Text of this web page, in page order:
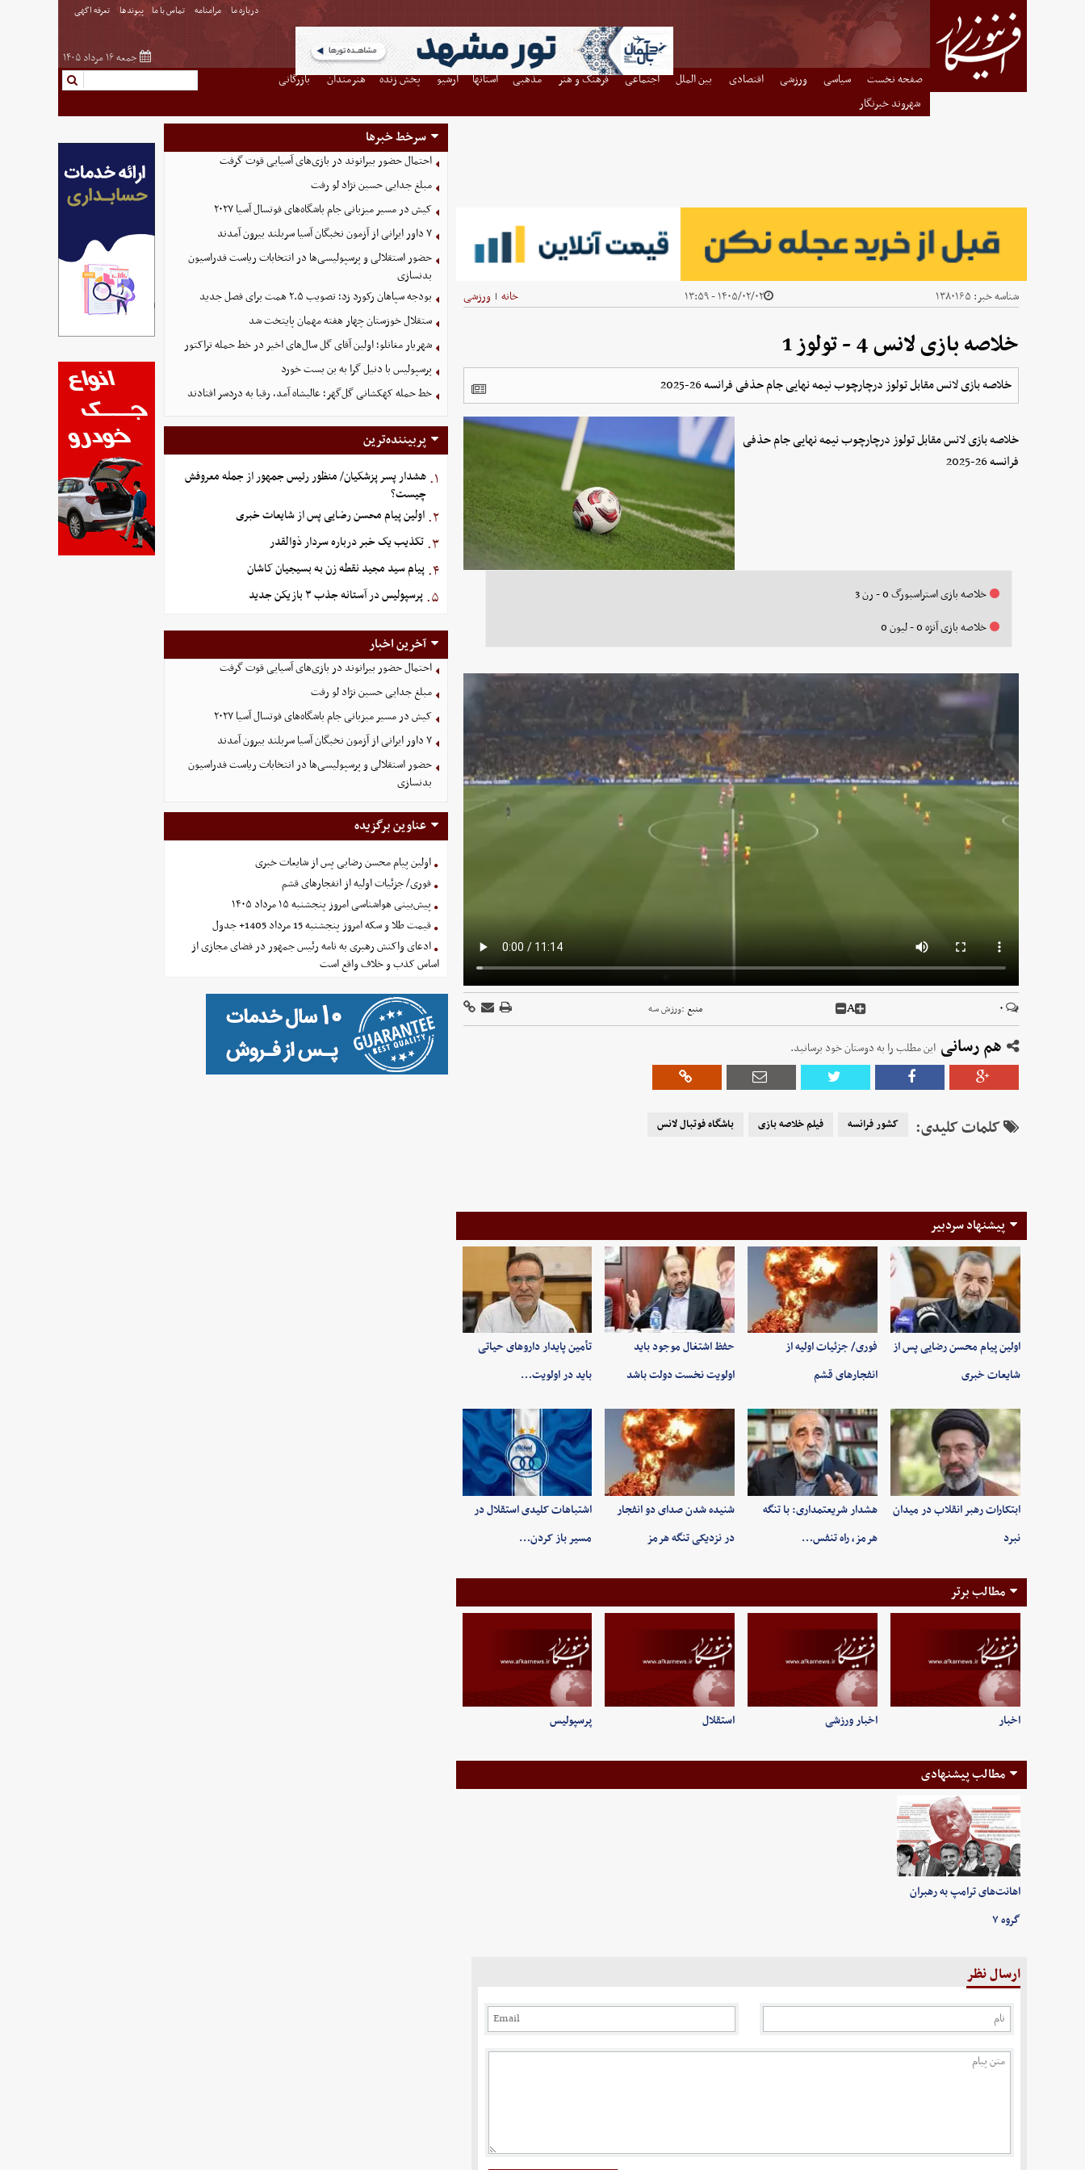
درباره ما مرامنامه تماس با ما پیوندها تعرفه اگهی
جمعه ۱۶ مرداد ۱۴۰۵
صفحه نخست سیاسی ورزشی اقتصادی بین الملل اجتماعی فرهنگ و هنر مذهبی استانها آرشیو پخش زنده هنرمندان
بازرگانی
شهروند خبرنگار
شناسه خبر: ۱۳۸۰۱۶۵ ۱۴۰۵/۰۲/۰۲ - ۱۳:۵۹ خانه | ورزشی
خلاصه بازی لانس 4 - تولوز 1
خلاصه بازی لانس مقابل تولوز درچارچوب نیمه نهایی جام حذفی فرانسه 26-2025
خلاصه بازی لانس مقابل تولوز درچارچوب نیمه نهایی جام حذفی
فرانسه 26-2025
خلاصه بازی استراسبورگ 0 - رن 3
خلاصه بازی آنژه 0 - لیون 0
۰ A منبع :ورزش سه
هم رسانی این مطلب را به دوستان خود برسانید.
کلمات کلیدی: کشور فرانسه فیلم خلاصه بازی باشگاه فوتبال لانس
پیشنهاد سردبیر
اولین پیام محسن رضایی پس از
شایعات خبری
فوری/ جزئیات اولیه از
انفجارهای قشم
حفظ اشتغال موجود باید
اولویت نخست دولت باشد
تأمین پایدار داروهای حیاتی
باید در اولویت…
ابتکارات رهبر انقلاب در میدان
نبرد
هشدار شریعتمداری: با تنگه
هرمز، راه تنفس…
شنیده شدن صدای دو انفجار
در نزدیکی تنگه هرمز
اشتباهات کلیدی استقلال در
مسیر باز کردن…
مطالب برتر
اخبار اخبار ورزشی استقلال پرسپولیس
مطالب پیشنهادی
اهانت‌های ترامپ به رهبران
گروه ۷
ارسال نظر
سرخط خبرها
احتمال حضور بیرانوند در بازی‌های آسیایی قوت گرفت
مبلغ جدایی حسین نژاد لو رفت
کیش در مسیر میزبانی جام باشگاه‌های فوتسال آسیا ۲۰۲۷
۷ داور ایرانی از آزمون نخبگان آسیا سربلند بیرون آمدند
حضور استقلالی و پرسپولیسی‌ها در انتخابات ریاست فدراسیون
بدنسازی
بودجه سپاهان رکورد زد؛ تصویب ۲.۵ همت برای فصل جدید
ستقلال خوزستان چهار هفته مهمان پایتخت شد
شهریار مغانلو؛ اولین آقای گل سال‌های اخیر در خط حمله تراکتور
پرسپولیس با دنیل گرا به بن بست خورد
خط حمله کهکشانی گل‌گهر؛ عالیشاه آمد، رقبا به دردسر افتادند
پربیننده‌ترین
۱. هشدار پسر پزشکیان/ منظور رئیس جمهور از جمله معروفش
چیست؟
۲. اولین پیام محسن رضایی پس از شایعات خبری
۳. تکذیب یک خبر درباره سردار ذوالقدر
۴. پیام سید مجید نقطه زن به بسیجیان کاشان
۵. پرسپولیس در آستانه جذب ۳ بازیکن جدید
آخرین اخبار
احتمال حضور بیرانوند در بازی‌های آسیایی قوت گرفت
مبلغ جدایی حسین نژاد لو رفت
کیش در مسیر میزبانی جام باشگاه‌های فوتسال آسیا ۲۰۲۷
۷ داور ایرانی از آزمون نخبگان آسیا سربلند بیرون آمدند
حضور استقلالی و پرسپولیسی‌ها در انتخابات ریاست فدراسیون
بدنسازی
عناوین برگزیده
اولین پیام محسن رضایی پس از شایعات خبری
فوری/ جزئیات اولیه از انفجارهای قشم
پیش‌بینی هواشناسی امروز پنجشنبه ۱۵ مرداد ۱۴۰۵
قیمت طلا و سکه امروز پنجشنبه 15 مرداد 1405+ جدول
ادعای واکنش رهبری به نامه رئیس جمهور در فضای مجازی از
اساس کذب و خلاف واقع است